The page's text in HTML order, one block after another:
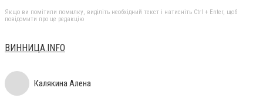
Якщо ви помітили помилку, виділіть необхідний текст і натисніть Ctrl + Enter, щоб
повідомити про це редакцію
ВИННИЦА.INFO
Калякина Алена